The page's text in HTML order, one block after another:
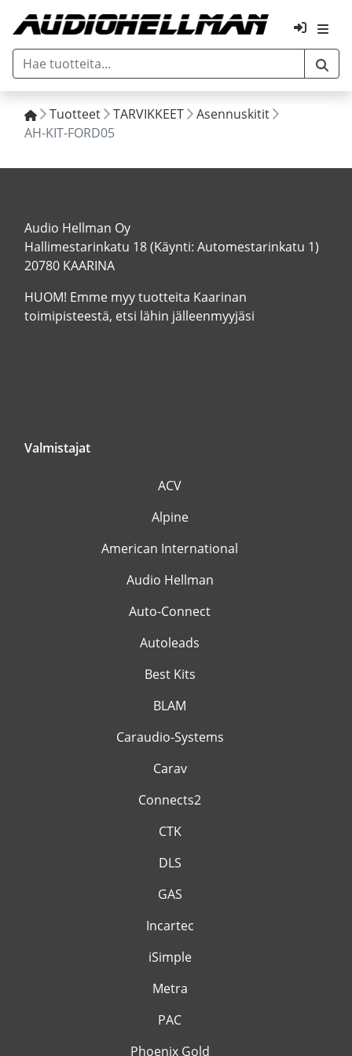
Tuotteet TARVIKKEET
Asennuskitit
AH-KIT-FORD05
Audio Hellman Oy
Hallimestarinkatu 18 (Käynti: Automestarinkatu 1)
20780 KAARINA
HUOM! Emme myy tuotteita Kaarinan
toimipisteestä, etsi lähin jälleenmyyjäsi
Valmistajat
ACV
Alpine
American International
Audio Hellman
Auto-Connect
Autoleads
Best Kits
BLAM
Caraudio-Systems
Carav
Connects2
CTK
DLS
GAS
Incartec
iSimple
Metra
PAC
Phoenix Gold